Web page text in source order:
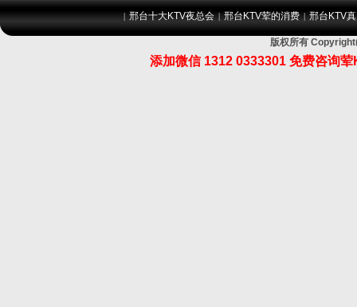
|邢台十大KTV夜总会 |邢台KTV荤的消费 |邢台KTV
版权所有
添加微信 1312 0333301 免费咨询